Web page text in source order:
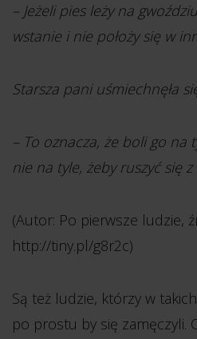
– Jeżeli pies leży na
wstanie i nie położy się w
Starsza pani uśmiechnęła
– To oznacza, że boli go na
nie na tyle, żeby ruszyć się
(Autor: Po pierwsze ludzie,
http://tiny.pl/g8r2c)
Są też ludzie, którzy w
po prostu by się zamęczyli.